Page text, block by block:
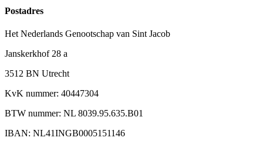
Postadres
Het Nederlands Genootschap van Sint Jacob
Janskerkhof 28 a
3512 BN Utrecht
KvK nummer: 40447304
BTW nummer: NL 8039.95.635.B01
IBAN: NL41INGB0005151146